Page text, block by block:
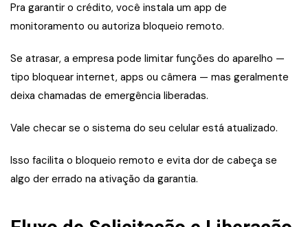
Pra garantir o crédito, você instala um app de
monitoramento ou autoriza bloqueio remoto.
Se atrasar, a empresa pode limitar funções do aparelho —
tipo bloquear internet, apps ou câmera — mas geralmente
deixa chamadas de emergência liberadas.
Vale checar se o sistema do seu celular está atualizado.
Isso facilita o bloqueio remoto e evita dor de cabeça se
algo der errado na ativação da garantia.